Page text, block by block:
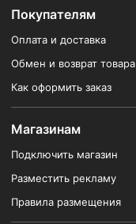
Покупателям
Оплата и доставка
Обмен и возврат товара
Как оформить заказ
Магазинам
Подключить магазин
Разместить рекламу
Правила размещения